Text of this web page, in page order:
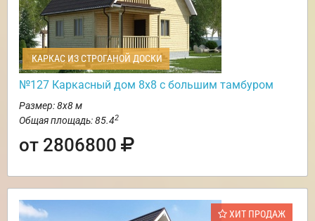
КАРКАС ИЗ СТРОГАНОЙ ДОСКИ
№127 Каркасный дом 8х8 с большим тамбуром
Размер: 8х8 м
Общая площадь: 85.42
от 2806800
ХИТ ПРОДАЖ